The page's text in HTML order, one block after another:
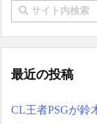
最近の投稿
CL王者PSGが鈴